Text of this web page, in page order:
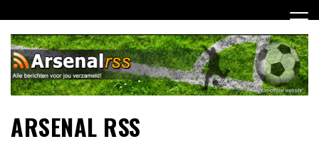
naar
inhoud
ARSENAL RSS